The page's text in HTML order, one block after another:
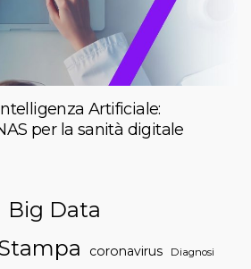
Artificiale:
per la sanità digitale
Big Data
coronavirus Diagnosi